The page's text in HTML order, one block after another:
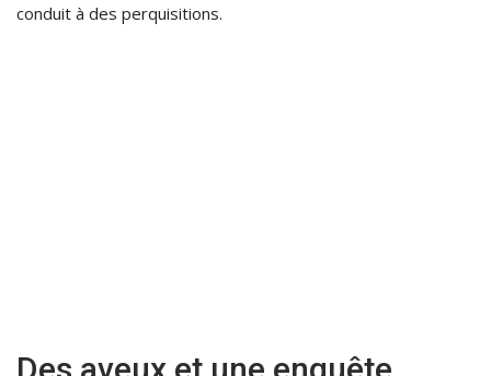
conduit à des perquisitions.